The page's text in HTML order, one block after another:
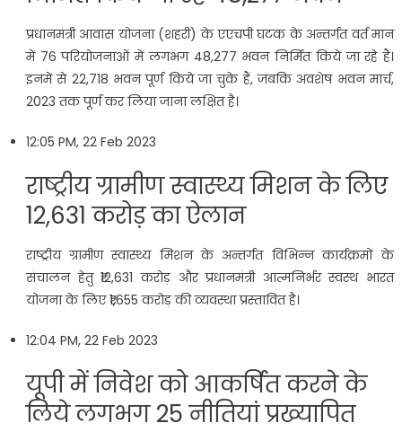
प्रधानमंत्री आवास योजना (शहरी) के एएचपी घटक के अन्तर्गत वर्त मान
में 76 परियोजनाओं में लगभग 48,277 भवन निर्मित किये जा रहे हैं।
इनमें से 22,718 भवन पूर्ण किये जा चुके हैं, जबकि अवशेष भवन मार्च,
2023 तक पूर्ण कर लिया जाना लक्षित है।
12:05 PM, 22 Feb 2023
राष्ट्रीय ग्रामीण स्वास्थ्य मिशन के ल‍िए
12,631 करोड़ का ऐलान
राष्ट्रीय ग्रामीण स्वास्थ्य मिशन के अन्तर्गत विभिन्न कार्यक्रमों के
संचालन हेतु ₹12,631 करोड़ और प्रधानमंत्री आत्मनिर्भर स्वस्थ भारत
योजना के लिए ₹1,655 करोड़ की व्यवस्था प्रस्तावित है।
12:04 PM, 22 Feb 2023
यूपी में न‍िवेश को आकर्षित करने के
लिये लगभग 25 नीतियां प्रख्यापित